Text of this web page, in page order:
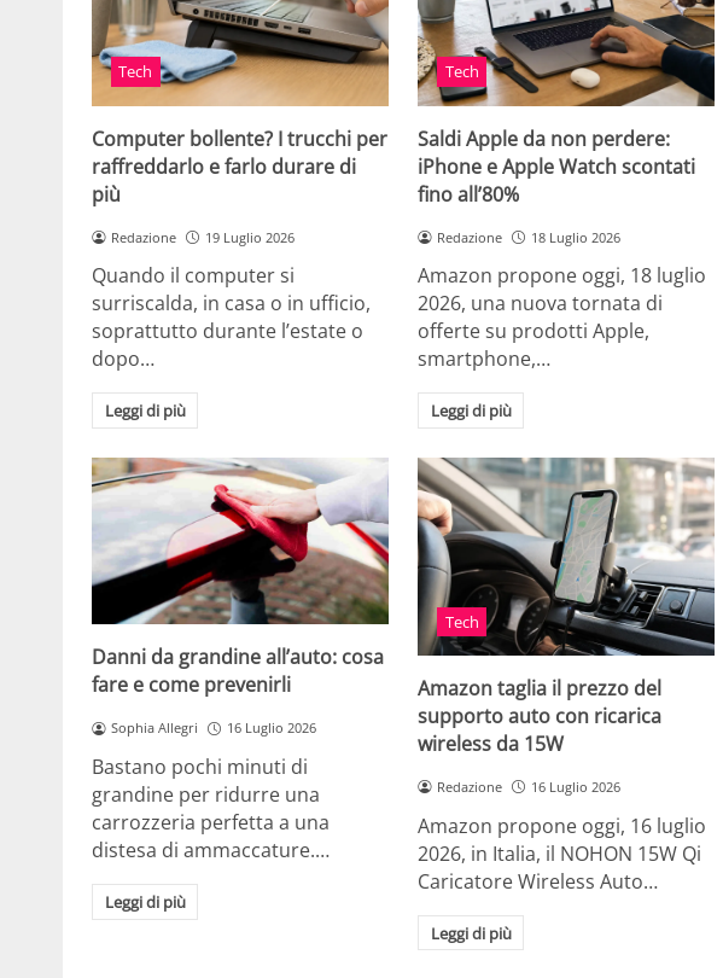
Tech
Computer bollente? I trucchi per
raffreddarlo e farlo durare di
più
Redazione 19 Luglio 2026
Quando il computer si
surriscalda, in casa o in ufficio,
soprattutto durante l’estate o
dopo…
Leggi di più
Tech
Saldi Apple da non perdere:
iPhone e Apple Watch scontati
fino all’80%
Redazione 18 Luglio 2026
Amazon propone oggi, 18 luglio
2026, una nuova tornata di
offerte su prodotti Apple,
smartphone,…
Leggi di più
Danni da grandine all’auto: cosa
fare e come prevenirli
Sophia Allegri 16 Luglio 2026
Bastano pochi minuti di
grandine per ridurre una
carrozzeria perfetta a una
distesa di ammaccature.…
Leggi di più
Tech
Amazon taglia il prezzo del
supporto auto con ricarica
wireless da 15W
Redazione 16 Luglio 2026
Amazon propone oggi, 16 luglio
2026, in Italia, il NOHON 15W Qi
Caricatore Wireless Auto…
Leggi di più